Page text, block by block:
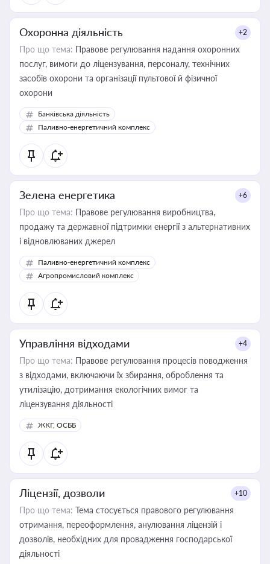
Охоронна діяльність +2
Про що тема: Правове регулювання надання охоронних
послуг, вимоги до ліцензування, персоналу, технічних
засобів охорони та організації пультової й фізичної
охорони
Банківська діяльність
Паливно-енергетичний комплекс
Зелена енергетика +6
Про що тема: Правове регулювання виробництва,
продажу та державної підтримки енергії з альтернативних
і відновлюваних джерел
Паливно-енергетичний комплекс
Агропромисловий комплекс
Управління відходами +4
Про що тема: Правове регулювання процесів поводження
з відходами, включаючи їх збирання, оброблення та
утилізацію, дотримання екологічних вимог та
ліцензування діяльності
ЖКГ, ОСББ
Ліцензії, дозволи +10
Про що тема: Тема стосується правового регулювання
отримання, переоформлення, анулювання ліцензій і
дозволів, необхідних для провадження господарської
діяльності